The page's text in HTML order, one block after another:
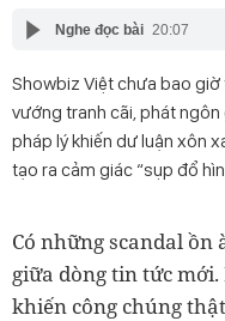
Nghe đọc bài 20:07
Showbiz Việt chưa bao
vướng tranh cãi, phát
pháp lý khiến dư luận xôn
tạo ra cảm giác “sụp đổ
Có những scandal
giữa dòng tin tức
khiến công chúng